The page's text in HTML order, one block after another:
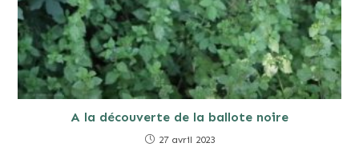
A la découverte de la ballote noire
27 avril 2023